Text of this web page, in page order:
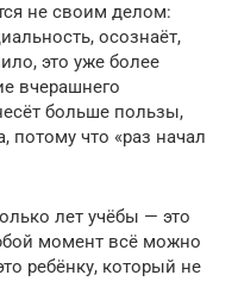
не своим делом:
осознаёт,
это уже более
вчерашнего
больше пользы,
что «раз начал
лет учёбы — это
момент всё можно
ребёнку, который не